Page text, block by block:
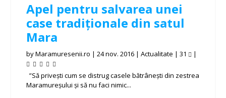
Apel pentru salvarea unei
case tradiționale din satul
Mara
byMaramuresenii.ro |24 nov. 2016 |Actualitate |31 |
”Să privești cum se distrug casele bătrânești din zestrea
Maramureșului și să nu faci nimic...